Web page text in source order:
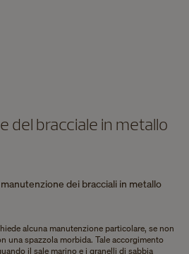
del bracciale in metallo
dei bracciali in metallo
alcuna manutenzione particolare, se non
una spazzola morbida. Tale accorgimento
il sale marino e i granelli di sabbia